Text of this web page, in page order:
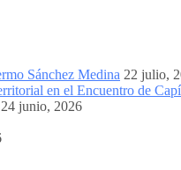
Sánchez Medina 22 julio,
en el Encuentro de
24 junio, 2026